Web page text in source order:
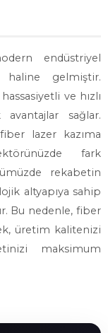
endüstriyel
haline gelmiştir.
ve hızlı
avantajlar sağlar.
lazer kazıma
fark
rekabetin
altyapıya sahip
Bu nedenle, fiber
üretim kalitenizi
maksimum